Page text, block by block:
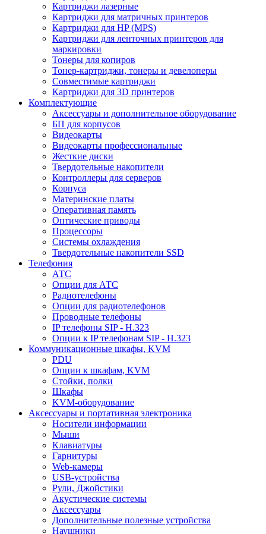
Картриджи лазерные
Картриджи для матричных принтеров
Картриджи для HP (MPS)
Картриджи для ленточных принтеров для
маркировки
Тонеры для копиров
Тонер-картриджи, тонеры и девелоперы
Совместимые картриджи
Картриджи для 3D принтеров
Комплектующие
Аксессуары и дополнительное оборудование
БП для корпусов
Видеокарты
Видеокарты профессиональные
Жесткие диски
Твердотельные накопители
Контроллеры для серверов
Корпуса
Материнские платы
Оперативная память
Оптические приводы
Процессоры
Системы охлаждения
Твердотельные накопители SSD
Телефония
АТС
Опции для АТС
Радиотелефоны
Опции для радиотелефонов
Проводные телефоны
IP телефоны SIP - H.323
Опции к IP телефонам SIP - H.323
Коммуникационные шкафы, KVM
PDU
Опции к шкафам, KVM
Стойки, полки
Шкафы
KVM-оборудование
Аксессуары и портативная электроника
Носители информации
Мыши
Клавиатуры
Гарнитуры
Web-камеры
USB-устройства
Рули, Джойстики
Акустические системы
Аксессуары
Дополнительные полезные устройства
Наушники